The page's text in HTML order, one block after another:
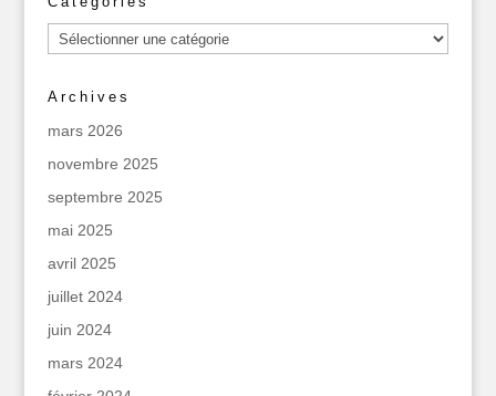
Catégories
Archives
mars 2026
novembre 2025
septembre 2025
mai 2025
avril 2025
juillet 2024
juin 2024
mars 2024